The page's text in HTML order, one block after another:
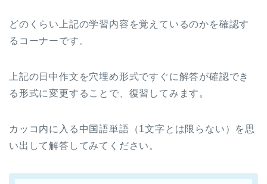
どのくらい上記の学習内容を覚えているのかを確認す
るコーナーです。
上記の日中作文を穴埋め形式ですぐに解答が確認でき
る形式に変更することで、復習してみます。
カッコ内に入る中国語単語（1文字とは限らない）を思
い出して解答してみてください。